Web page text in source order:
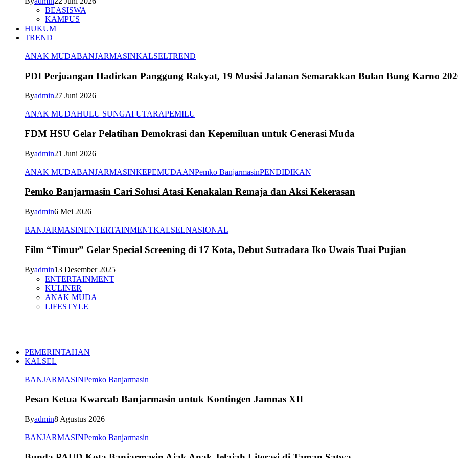
BEASISWA
KAMPUS
HUKUM
TREND
ANAK MUDABANJARMASINKALSELTREND
PDI Perjuangan Hadirkan Panggung Rakyat, 19 Musisi Jalanan Semarakkan Bulan Bung Karno
Byadmin27 Juni 2026
ANAK MUDAHULU SUNGAI UTARAPEMILU
FDM HSU Gelar Pelatihan Demokrasi dan Kepemiluan untuk Generasi Muda
Byadmin21 Juni 2026
ANAK MUDABANJARMASINKEPEMUDAANPemko BanjarmasinPENDIDIKAN
Pemko Banjarmasin Cari Solusi Atasi Kenakalan Remaja dan Aksi Kekerasan
Byadmin6 Mei 2026
BANJARMASINENTERTAINMENTKALSELNASIONAL
Film “Timur” Gelar Special Screening di 17 Kota, Debut Sutradara Iko Uwais Tuai Pujian
Byadmin13 Desember 2025
ENTERTAINMENT
KULINER
ANAK MUDA
LIFESTYLE
PEMERINTAHAN
KALSEL
BANJARMASINPemko Banjarmasin
Pesan Ketua Kwarcab Banjarmasin untuk Kontingen Jamnas XII
Byadmin8 Agustus 2026
BANJARMASINPemko Banjarmasin